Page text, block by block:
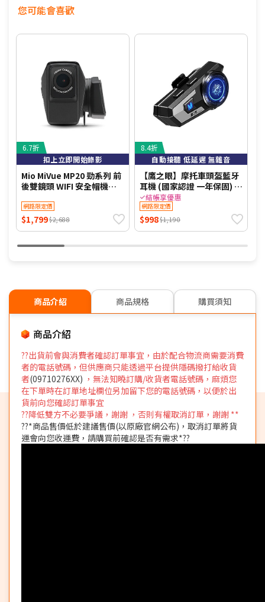
您可能會喜歡
6.7折
扣上立即開始錄影
Mio MiVue MP20 勁系列 前
後雙鏡頭 WIFI 安全帽機專
拭布+手機矽膠立架
網路限定價
$1,799$2,688
8.4折
自動接聽 低延遲 無雜音
【鷹之眼】摩托車頭盔藍牙
耳機 (國家認證 一年保固) 安
全帽耳機 機車藍芽耳機 TA-
E038
結帳享優惠
網路限定價
$998$1,190
商品介紹 商品規格 購買須知
商品介紹
??出貨前會與消費者確認訂單事宜，由於配合物流商需要消費
者的電話號碼，但供應商只能透過平台提供隱碼撥打給收貨
者(09710276XX) ，無法知曉訂購/收貨者電話號碼，麻煩您
在下單時在訂單地址欄位另加留下您的電話號碼，以便於出
貨前向您確認訂單事宜
??降低雙方不必要爭議，謝謝 ，否則有權取消訂單，謝謝 **
??*商品售價低於建議售價(以原廠官網公布)，取消訂單將貨
運會向您收運費，請購買前確認是否有需求*??